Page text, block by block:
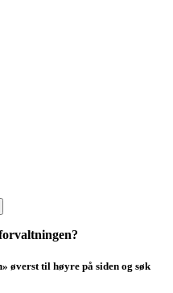
øverst til høyre på siden og søk